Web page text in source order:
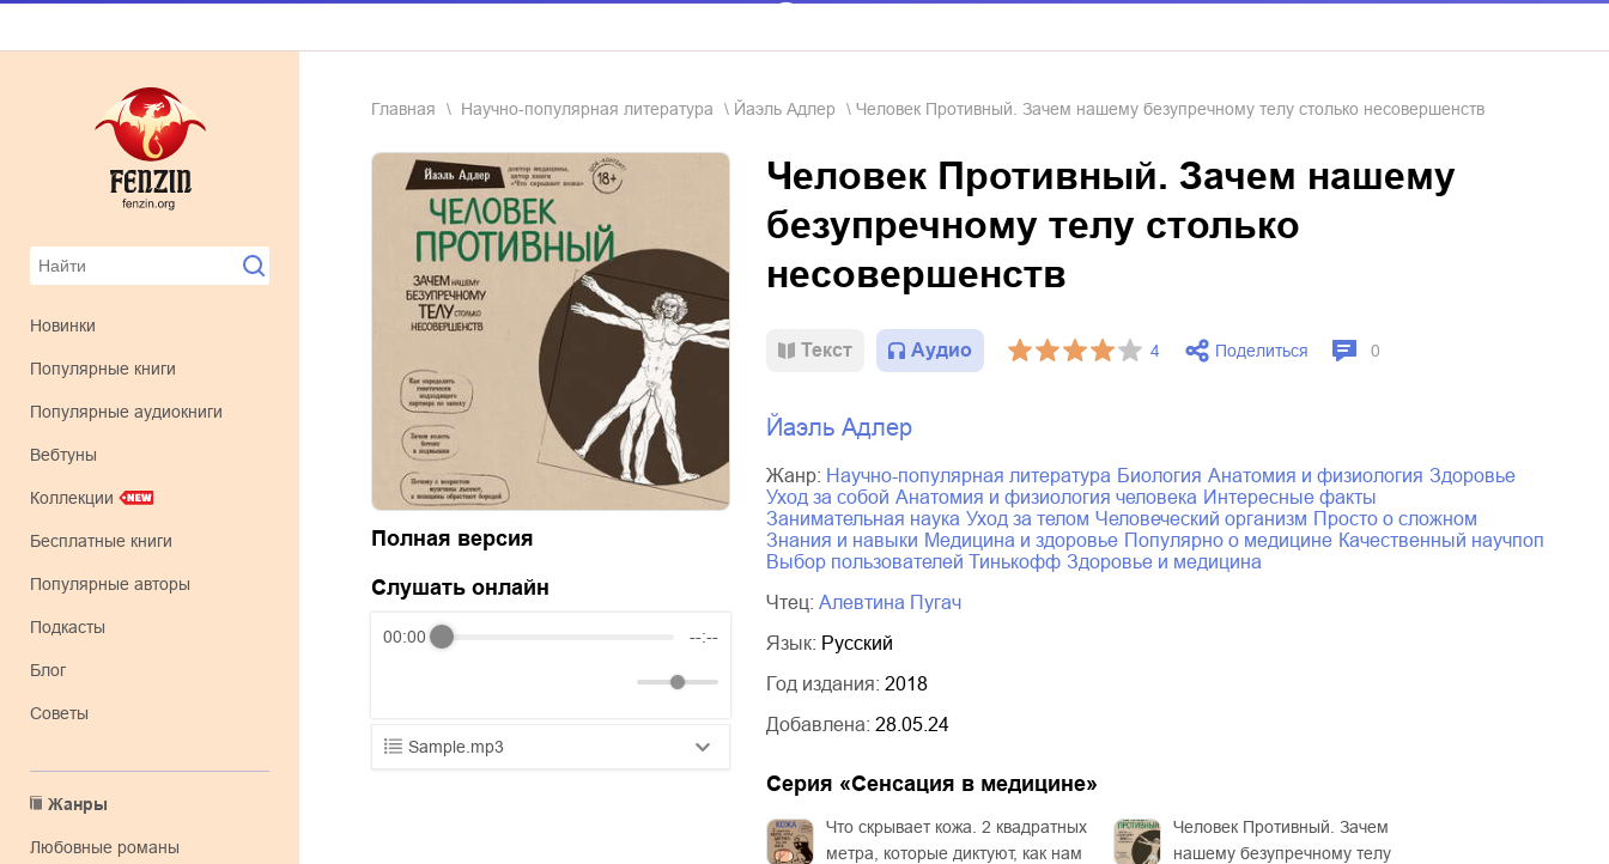
Новинки
Популярные книги
Популярные аудиокниги
Вебтуны
Коллекции
Бесплатные книги
Популярные авторы
Подкасты
Блог
Советы
Жанры
любовные романы
Главная научно-популярная литература Йаэль Адлер Человек Противный. Зачем нашему безупречному телу столько несовершенств
Полная версия
Слушать онлайн
00:00 --:--
Sample.mp3
Человек Противный. Зачем нашему
безупречному телу столько
несовершенств
Текст Аудио 4 Поделиться 0
Йаэль Адлер
Жанр: научно-популярная литература биология анатомия и физиология
здоровье
уход за собой
анатомия и физиология человека
интересные факты
занимательная наука
уход за телом человеческий организм
просто о сложном
знания и навыки
медицина и здоровье популярно о медицине
Качественный научпоп
Выбор пользователей Тинькофф
здоровье и медицина
Чтец:
Алевтина Пугач
Язык: Русский
Год издания: 2018
Добавлена: 28.05.24
Серия «Сенсация в медицине»
Что скрывает кожа. 2 квадратных
метра, которые диктуют, как нам
Человек Противный. Зачем
нашему безупречному телу